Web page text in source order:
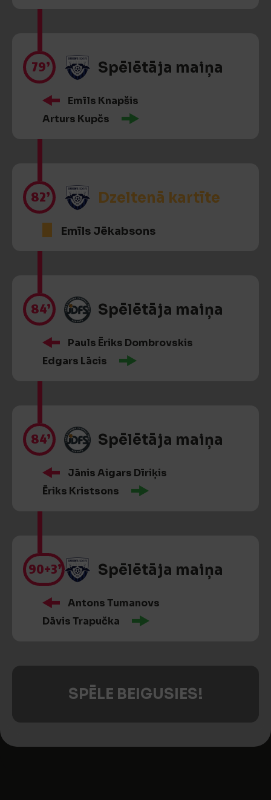
79’ Spēlētāja maiņa
Emīls Knapšis
Arturs Kupčs
82’ Dzeltenā kartīte
Emīls Jēkabsons
84’ Spēlētāja maiņa
Pauls Ēriks Dombrovskis
Edgars Lācis
84’ Spēlētāja maiņa
Jānis Aigars Dīriķis
Ēriks Kristsons
90+3’ Spēlētāja maiņa
Antons Tumanovs
Dāvis Trapučka
SPĒLE BEIGUSIES!